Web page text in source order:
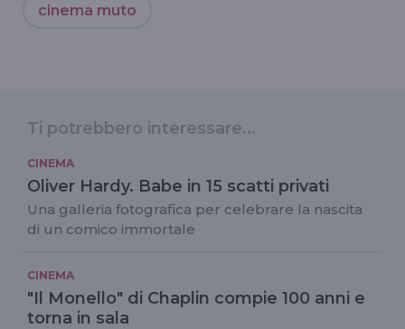
cinema muto
Ti potrebbero interessare...
CINEMA
Oliver Hardy. Babe in 15 scatti privati
Una galleria fotografica per celebrare la nascita
di un comico immortale
CINEMA
"Il Monello" di Chaplin compie 100 anni e
torna in sala